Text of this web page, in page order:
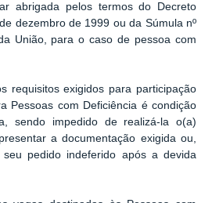
abrigada pelos termos do Decreto
dezembro de 1999 ou da Súmula nº
União, para o caso de pessoa com
requisitos exigidos para participação
Pessoas com Deficiência é condição
sendo impedido de realizá-la o(a)
a documentação exigida ou,
pedido indeferido após a devida